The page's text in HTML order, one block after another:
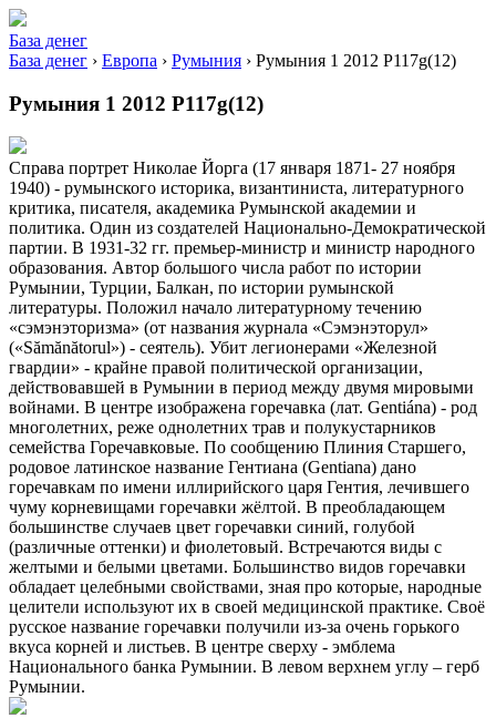
База денег
База денег › Европа › Румыния › Румыния 1 2012 P117g(12)
Румыния 1 2012 P117g(12)
Справа портрет Николае Йорга (17 января 1871- 27 ноября
1940) - румынского историка, византиниста, литературного
критика, писателя, академика Румынской академии и
политика. Один из создателей Национально-Демократической
партии. В 1931-32 гг. премьер-министр и министр народного
образования. Автор большого числа работ по истории
Румынии, Турции, Балкан, по истории румынской
литературы. Положил начало литературному течению
«сэмэнэторизма» (от названия журнала «Сэмэнэторул»
(«Sămănătorul») - сеятель). Убит легионерами «Железной
гвардии» - крайне правой политической организации,
действовавшей в Румынии в период между двумя мировыми
войнами. В центре изображена горечавка (лат. Gentiána) - род
многолетних, реже однолетних трав и полукустарников
семейства Горечавковые. По сообщению Плиния Старшего,
родовое латинское название Гентиана (Gentiana) дано
горечавкам по имени иллирийского царя Гентия, лечившего
чуму корневищами горечавки жёлтой. В преобладающем
большинстве случаев цвет горечавки синий, голубой
(различные оттенки) и фиолетовый. Встречаются виды с
желтыми и белыми цветами. Большинство видов горечавки
обладает целебными свойствами, зная про которые, народные
целители используют их в своей медицинской практике. Своё
русское название горечавки получили из-за очень горького
вкуса корней и листьев. В центре сверху - эмблема
Национального банка Румынии. В левом верхнем углу – герб
Румынии.